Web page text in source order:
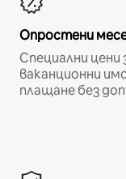
Опростени
Специални цени
ваканционни
плащане без